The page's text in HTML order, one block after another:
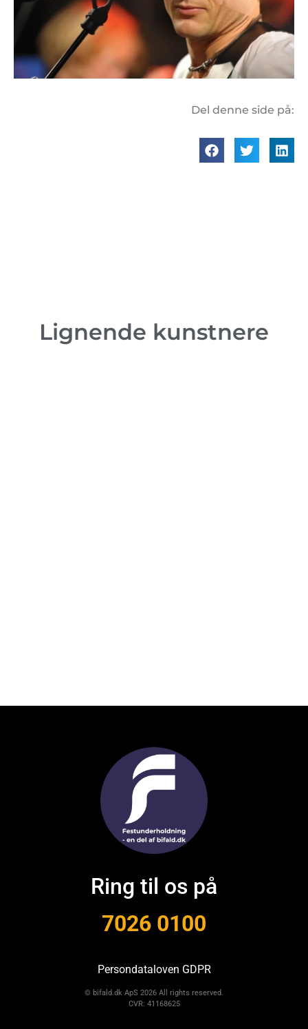
Del denne side på:
Lignende kunstnere
Ring til os på
7026 0100
Persondataloven GDPR
© bifald.dk ApS 2026 All rights reserved.
CVR: 41168625